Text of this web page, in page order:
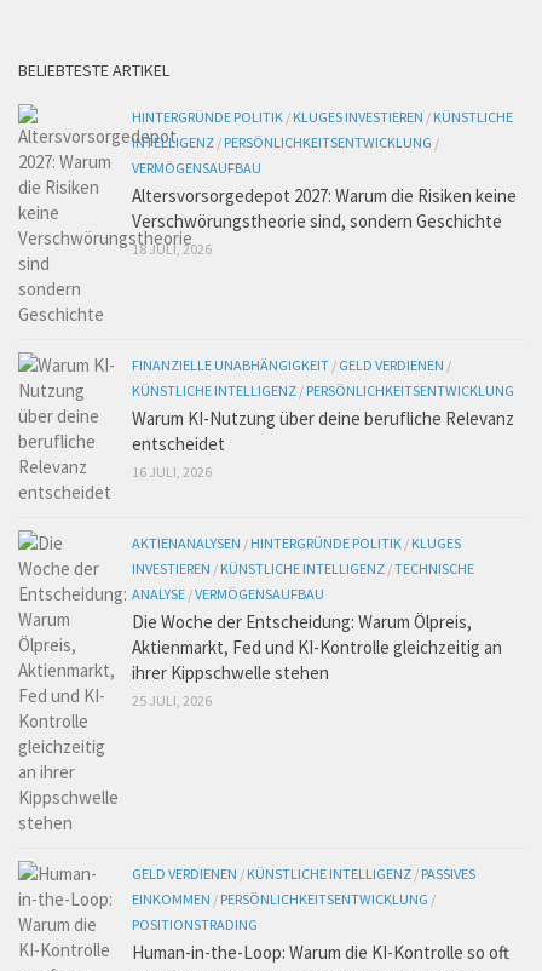
BELIEBTESTE ARTIKEL
HINTERGRÜNDE POLITIK / KLUGES INVESTIEREN / KÜNSTLICHE
INTELLIGENZ / PERSÖNLICHKEITSENTWICKLUNG /
VERMÖGENSAUFBAU
Altersvorsorgedepot 2027: Warum die Risiken keine
Verschwörungstheorie sind, sondern Geschichte
18 JULI, 2026
FINANZIELLE UNABHÄNGIGKEIT / GELD VERDIENEN /
KÜNSTLICHE INTELLIGENZ / PERSÖNLICHKEITSENTWICKLUNG
Warum KI-Nutzung über deine berufliche Relevanz
entscheidet
16 JULI, 2026
AKTIENANALYSEN / HINTERGRÜNDE POLITIK / KLUGES
INVESTIEREN / KÜNSTLICHE INTELLIGENZ /TECHNISCHE
ANALYSE /VERMÖGENSAUFBAU
Die Woche der Entscheidung: Warum Ölpreis,
Aktienmarkt, Fed und KI-Kontrolle gleichzeitig an
ihrer Kippschwelle stehen
25 JULI, 2026
GELD VERDIENEN / KÜNSTLICHE INTELLIGENZ / PASSIVES
EINKOMMEN / PERSÖNLICHKEITSENTWICKLUNG /
POSITIONSTRADING
Human-in-the-Loop: Warum die KI-Kontrolle so oft